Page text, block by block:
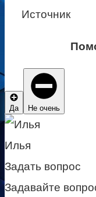
Источник
Да Не очень
Илья
Задать вопрос
Задавайте